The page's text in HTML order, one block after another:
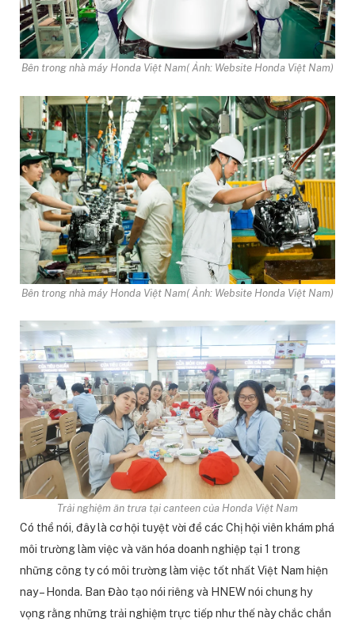
Bên trong nhà máy Honda Việt Nam( Ảnh: Website Honda Việt Nam)
Bên trong nhà máy Honda Việt Nam( Ảnh: Website Honda Việt Nam)
Trải nghiệm ăn trưa tại canteen của Honda Việt Nam
Có thể nói, đây là cơ hội tuyệt vời để các Chị hội viên khám phá
môi trường làm việc và văn hóa doanh nghiệp tại 1 trong
những công ty có môi trường làm việc tốt nhất Việt Nam hiện
nay – Honda. Ban Đào tạo nói riêng và HNEW nói chung hy
vọng rằng những trải nghiệm trực tiếp như thế này chắc chắn